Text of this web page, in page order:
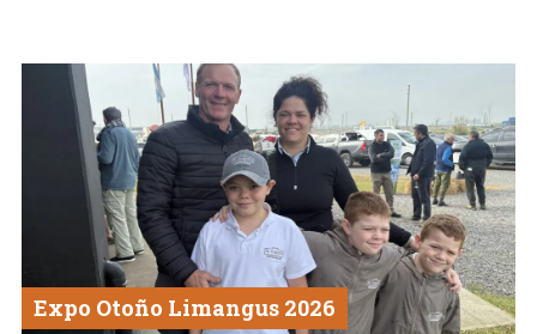
Expo Otoño Limangus 2026